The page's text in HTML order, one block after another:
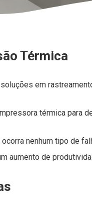
Térmica
em
térmica para
ocorra nenhum tipo de
aumento de